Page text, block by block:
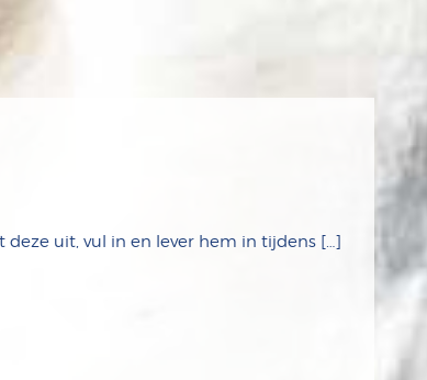
deze uit, vul in en lever hem in tijdens […]